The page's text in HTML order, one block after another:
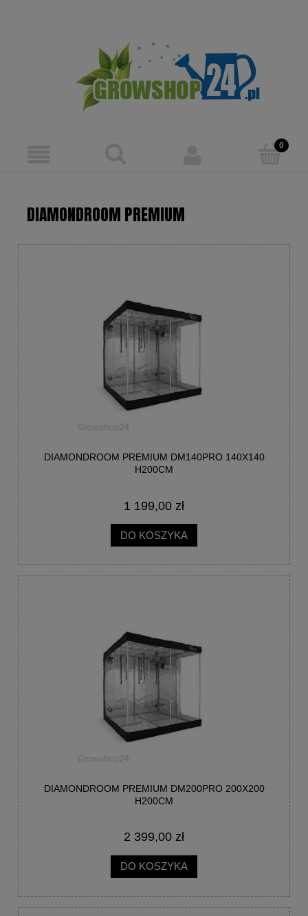
DIAMONDROOM PREMIUM
DIAMONDROOM PREMIUM DM140PRO 140X140
H200CM
1 199,00 zł
DO KOSZYKA
DIAMONDROOM PREMIUM DM200PRO 200X200
H200CM
2 399,00 zł
DO KOSZYKA